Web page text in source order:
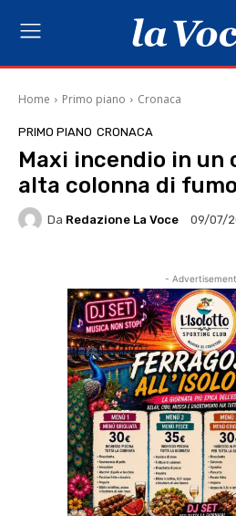
Home Primo piano Cronaca
PRIMO PIANO CRONACA
Maxi incendio in un
alta colonna di
Da Redazione La Voce 09/07/
-